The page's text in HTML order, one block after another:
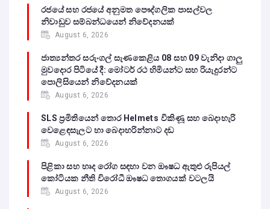
රජයේ සහ රජයේ අනුමත පෞද්ගලික පාසල්වල
නිවාඩුව සම්බන්ධයෙන් නිවේදනයක්
August 6, 2026
ජාත්‍යන්තර සරුංගල් සැණකෙළිය 08 සහ 09 වැනිදා ගාලු
මුවදොර පිටියේ දී: මෝටර් රථ හිමියන්ට සහ රියැදුරන්ට
පොලිසියෙන් නිවේදනයක්
August 6, 2026
SLS ප්‍රමිතියෙන් තොර Helmets විකිණූ සහ බෙදාහැරි
වෙළෙඳසැලට හා බෙදාහරින්නාට දඩ
August 6, 2026
පිළිකා සහ හෘද රෝග සඳහා වන ඖෂධ ඇතුළු රුපියල්
කෝටියක නීති විරෝධී ඖෂධ තොගයක් වටලයි
August 6, 2026